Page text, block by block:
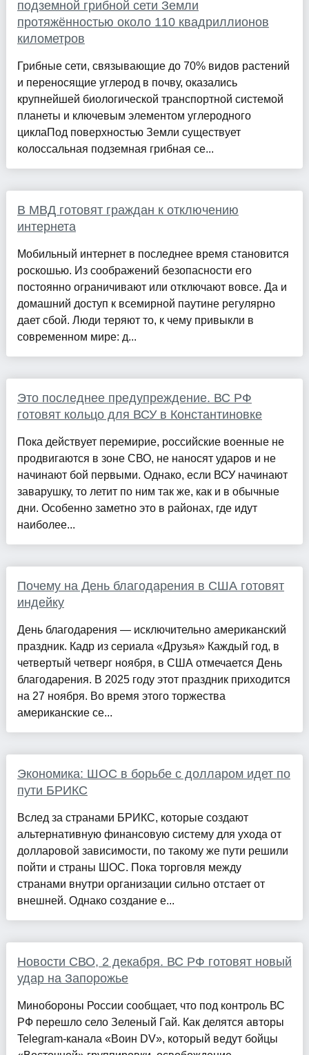
подземной грибной сети Земли
протяжённостью около 110 квадриллионов
километров
Грибные сети, связывающие до 70% видов растений
и переносящие углерод в почву, оказались
крупнейшей биологической транспортной системой
планеты и ключевым элементом углеродного
циклаПод поверхностью Земли существует
колоссальная подземная грибная се...
В МВД готовят граждан к отключению
интернета
Мобильный интернет в последнее время становится
роскошью. Из соображений безопасности его
постоянно ограничивают или отключают вовсе. Да и
домашний доступ к всемирной паутине регулярно
дает сбой. Люди теряют то, к чему привыкли в
современном мире: д...
Это последнее предупреждение. ВС РФ
готовят кольцо для ВСУ в Константиновке
Пока действует перемирие, российские военные не
продвигаются в зоне СВО, не наносят ударов и не
начинают бой первыми. Однако, если ВСУ начинают
заварушку, то летит по ним так же, как и в обычные
дни. Особенно заметно это в районах, где идут
наиболее...
Почему на День благодарения в США готовят
индейку
День благодарения — исключительно американский
праздник. Кадр из сериала «Друзья» Каждый год, в
четвертый четверг ноября, в США отмечается День
благодарения. В 2025 году этот праздник приходится
на 27 ноября. Во время этого торжества
американские се...
Экономика: ШОС в борьбе с долларом идет по
пути БРИКС
Вслед за странами БРИКС, которые создают
альтернативную финансовую систему для ухода от
долларовой зависимости, по такому же пути решили
пойти и страны ШОС. Пока торговля между
странами внутри организации сильно отстает от
внешней. Однако создание е...
Новости СВО, 2 декабря. ВС РФ готовят новый
удар на Запорожье
Минобороны России сообщает, что под контроль ВС
РФ перешло село Зеленый Гай. Как делятся авторы
Telegram-канала «Воин DV», который ведут бойцы